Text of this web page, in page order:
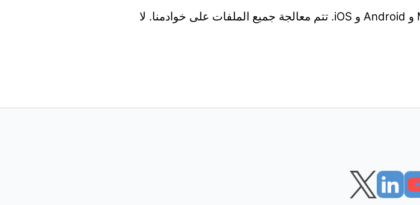
يعمل من جميع المنصات بما في ذلك Windows و Mac و Android و iOS. تتم معالجة جميع الملفات على خوادمنا. لا